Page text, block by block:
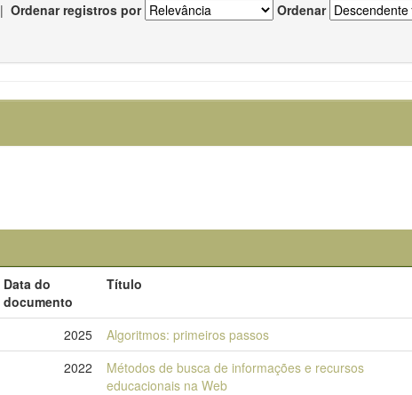
| Ordenar registros por Ordenar
Data do
documento
Título
2025 Algoritmos: primeiros passos
2022
Métodos de busca de informações e recursos
educacionais na Web